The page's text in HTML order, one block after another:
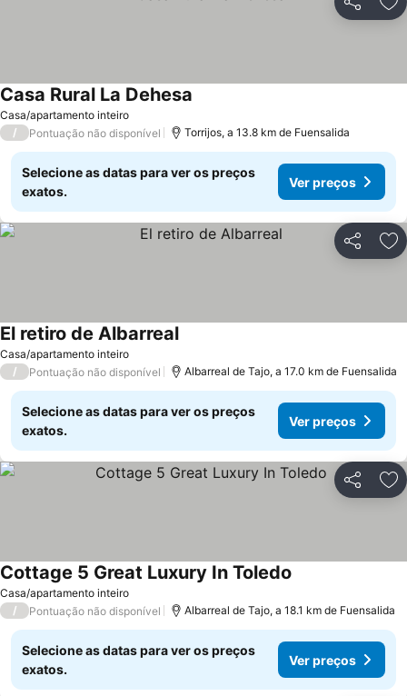
Partilhar
Casa/apartamento inteiro
Casa Rural La Dehesa
/ Pontuação não disponível Torrijos, a 13.8 km de Fuensalida
Selecione as datas para ver os preços
exatos.
Ver preços
Partilhar
Casa/apartamento inteiro
El retiro de Albarreal
/ Pontuação não disponível Albarreal de Tajo, a 17.0 km de Fuensalida
Selecione as datas para ver os preços
exatos.
Ver preços
Partilhar
Casa/apartamento inteiro
Cottage 5 Great Luxury In Toledo
/ Pontuação não disponível Albarreal de Tajo, a 18.1 km de Fuensalida
Selecione as datas para ver os preços
exatos.
Ver preços